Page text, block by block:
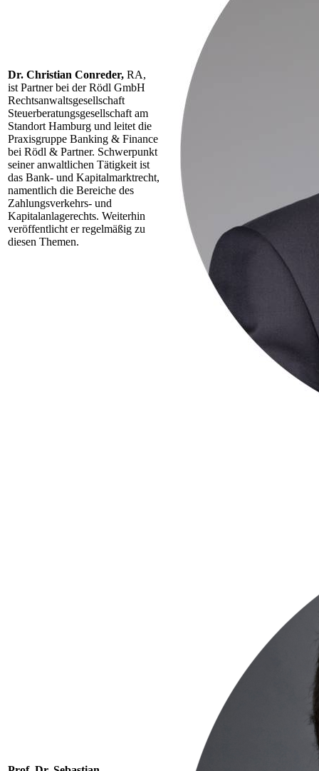
Dr. Christian Conreder, RA,
ist Partner bei der Rödl GmbH
Rechtsanwaltsgesellschaft
Steuerberatungsgesellschaft am
Standort Hamburg und leitet die
Praxisgruppe Banking & Finance
bei Rödl & Partner. Schwerpunkt
seiner anwaltlichen Tätigkeit ist
das Bank- und Kapitalmarktrecht,
namentlich die Bereiche des
Zahlungsverkehrs- und
Kapitalanlagerechts. Weiterhin
veröffentlicht er regelmäßig zu
diesen Themen.